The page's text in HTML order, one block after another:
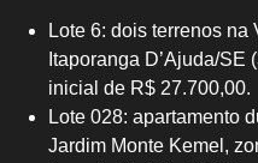
Lote 6: dois terrenos na
Itaporanga D’Ajuda/SE
inicial de R$ 27.700,00.
Lote 028: apartamento
Jardim Monte Kemel,